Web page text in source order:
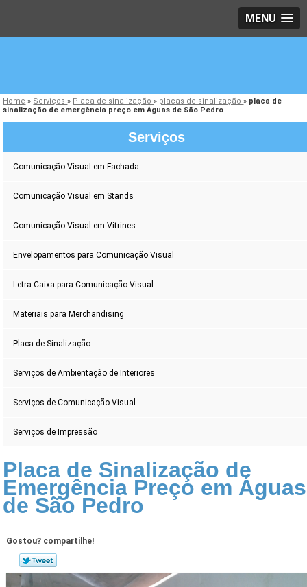
MENU
Home » Serviços» Placa de sinalização» placas de sinalização» placa de
sinalização de emergência preço em Águas de São Pedro
Serviços
Comunicação Visual em Fachada
Comunicação Visual em Stands
Comunicação Visual em Vitrines
Envelopamentos para Comunicação Visual
Letra Caixa para Comunicação Visual
Materiais para Merchandising
Placa de Sinalização
Serviços de Ambientação de Interiores
Serviços de Comunicação Visual
Serviços de Impressão
Placa de Sinalização de
Emergência Preço em Águas
de São Pedro
Gostou? compartilhe!